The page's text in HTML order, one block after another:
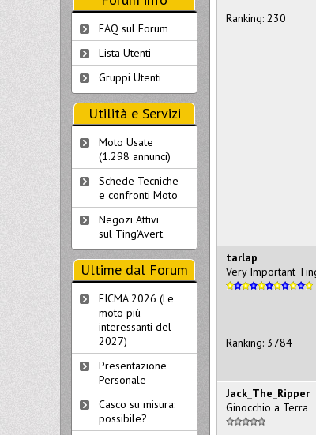
Ranking: 230
tarlap
Very Important
Ranking: 3784
Jack_The_Ripper
Ginocchio a Terra
FAQ sul Forum
Lista Utenti
Gruppi Utenti
Utilità e Servizi
Moto Usate
(1.298 annunci)
Schede Tecniche
e confronti Moto
Negozi Attivi
sul Ting'Avert
Ultime dal Forum
EICMA 2026 (Le
moto più
interessanti del
2027)
Presentazione
Personale
Casco su misura:
possibile?